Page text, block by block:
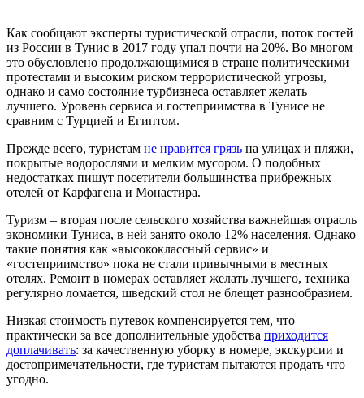
Как сообщают эксперты туристической отрасли, поток гостей
из России в Тунис в 2017 году упал почти на 20%. Во многом
это обусловлено продолжающимися в стране политическими
протестами и высоким риском террористической угрозы,
однако и само состояние турбизнеса оставляет желать
лучшего. Уровень сервиса и гостеприимства в Тунисе не
сравним с Турцией и Египтом.
Прежде всего, туристам не нравится грязь на улицах и пляжи,
покрытые водорослями и мелким мусором. О подобных
недостатках пишут посетители большинства прибрежных
отелей от Карфагена и Монастира.
Туризм – вторая после сельского хозяйства важнейшая отрасль
экономики Туниса, в ней занято около 12% населения. Однако
такие понятия как «высококлассный сервис» и
«гостеприимство» пока не стали привычными в местных
отелях. Ремонт в номерах оставляет желать лучшего, техника
регулярно ломается, шведский стол не блещет разнообразием.
Низкая стоимость путевок компенсируется тем, что
практически за все дополнительные удобства приходится
доплачивать: за качественную уборку в номере, экскурсии и
достопримечательности, где туристам пытаются продать что
угодно.